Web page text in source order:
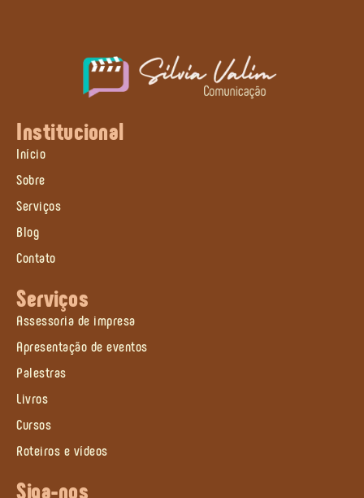
Institucional
Início
Sobre
Serviços
Blog
Contato
Serviços
Assessoria de impresa
Apresentação de eventos
Palestras
Livros
Cursos
Roteiros e vídeos
Siga-nos